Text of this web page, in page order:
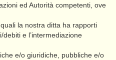
ed Autorità competenti, ove
la nostra ditta ha rapporti
e l’intermediazione
e/o giuridiche, pubbliche e/o